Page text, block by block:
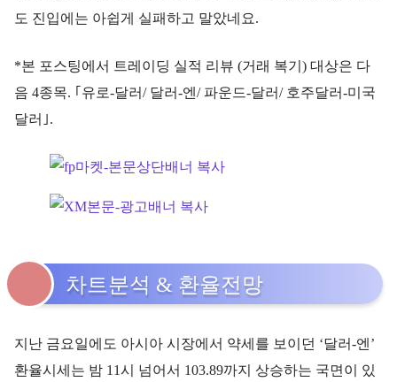
도 진입에는 아쉽게 실패하고 말았네요.
*본 포스팅에서 트레이딩 실적 리뷰 (거래 복기) 대상은 다
음 4종목. ｢유로-달러/ 달러-엔/ 파운드-달러/ 호주달러-미국
달러｣.
차트분석 & 환율전망
지난 금요일에도 아시아 시장에서 약세를 보이던 ‘달러-엔’
환율시세는 밤 11시 넘어서 103.89까지 상승하는 국면이 있